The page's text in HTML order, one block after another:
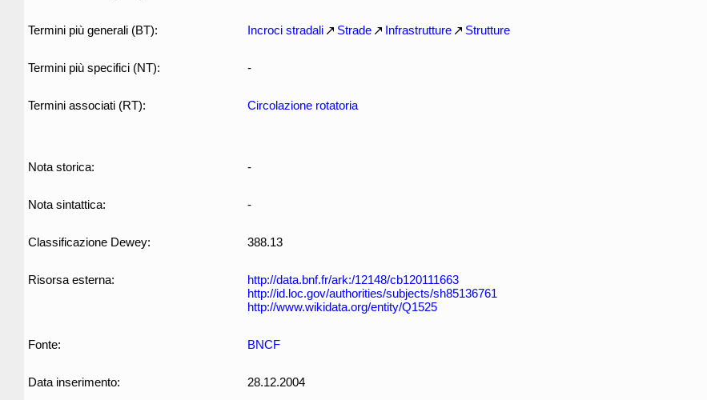
Termini più generali (BT): Incroci stradali Strade Infrastrutture Strutture
Termini più specifici (NT): -
Termini associati (RT): Circolazione rotatoria
Nota storica: -
Nota sintattica: -
Classificazione Dewey: 388.13
Risorsa esterna:
http://data.bnf.fr/ark:/12148/cb120111663
http://id.loc.gov/authorities/subjects/sh85136761
http://www.wikidata.org/entity/Q1525
Fonte: BNCF
Data inserimento: 28.12.2004